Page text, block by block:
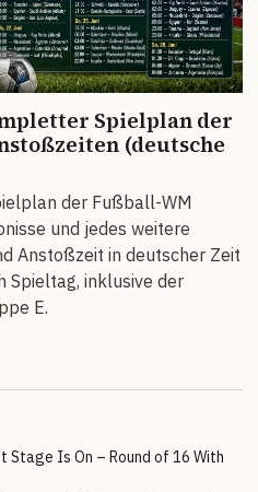
Spielplan der
(deutsche
der Fußball-WM
und jedes weitere
Anstoßzeit in deutscher Zeit
Spieltag, inklusive der
E.
Stage Is On – Round of 16 With